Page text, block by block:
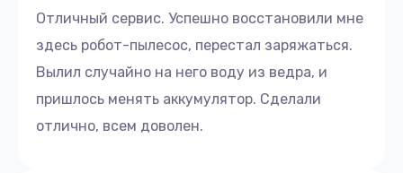
Отличный сервис. Успешно восстановили мне
здесь робот-пылесос, перестал заряжаться.
Вылил случайно на него воду из ведра, и
пришлось менять аккумулятор. Сделали
отлично, всем доволен.